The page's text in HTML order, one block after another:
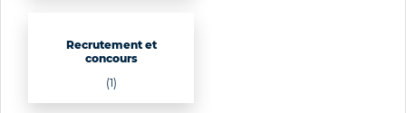
Recrutement et
concours
(1)